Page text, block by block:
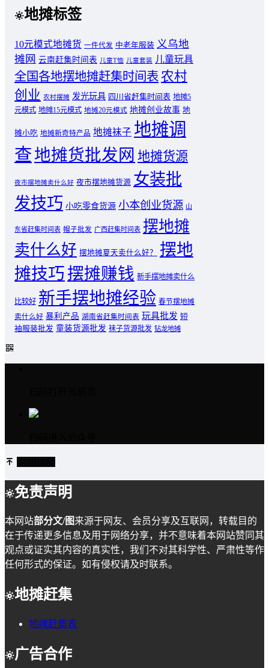
地摊标签
10元模式地摊货 一件代发 中老年服装 义乌地
摊网 云南赶集时间表 儿童T恤 儿童套装 儿童玩具
全国各地摆地摊赶集时间表 农村
创业 农村摆摊 发光玩具 四川省赶集时间表 地摊5
元模式 地摊15元模式 地摊20元模式 地摊创业故事 地
摊小吃 地摊新奇特产品 地摊袜子 地摊调
查地摊货批发网 地摊货源
夜市摆地摊卖什么好 夜市摆地摊货源 女装批
发技巧 小吃零食货源 小本创业货源 山
东省赶集时间表 帽子批发 广西赶集时间表 摆地摊
卖什么好 摆地摊夏天卖什么好？
摆地
摊技巧摆摊赚钱 新手摆地摊卖什么
比较好 新手摆地摊经验 春节摆地摊
卖什么好 暴利产品 湖南省赶集时间表 玩具批发 短
袖服装批发 童装货源批发 袜子货源批发 钻龙地摊
免责声明
本网站部分文/图来源于网友、会员分享及互联网，转载目的
在于传递更多信息及用于网络分享，并不意味着本网站赞同其
观点或证实其内容的真实性，我们不对其科学性、严肃性等作
任何形式的保证。如有侵权请及时联系。
地摊赶集
地摊赶集表
广告合作